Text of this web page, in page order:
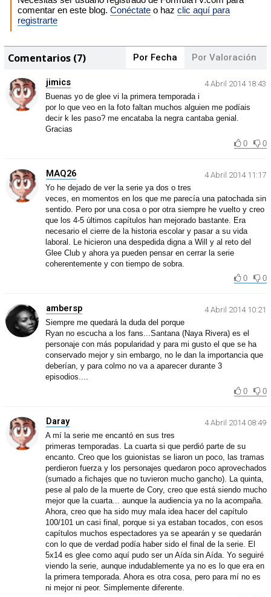
comentar en este blog. Conéctate o haz clic aquí para
registrarte
Comentarios (7) Por Fecha Por Valoración
jimics
4 Abril 2014 18:43
Buenas yo de glee vi la primera temporada i
por lo que veo en la foto faltan muchos alguien me podíais
decir k les paso? me encataba la negra cantaba genial.
Gracias
0
0
MAQ26
4 Abril 2014 11:17
Yo he dejado de ver la serie ya dos o tres
veces, en momentos en los que me parecía una patochada sin
sentido. Pero por una cosa o por otra siempre he vuelto y creo
que los 4-5 últimos capítulos han mejorado bastante. Era
necesario el cierre de la historia escolar y pasar a su vida
laboral. Le hicieron una despedida digna a Will y al reto del
Glee Club y ahora ya pueden pensar en cerrar la serie
coherentemente y con tiempo de sobra.
0
0
ambersp
4 Abril 2014 10:21
Siempre me quedará la duda del porque
Ryan no escucha a los fans...Santana (Naya Rivera) es el
personaje con más popularidad y para mi gusto el que se ha
conservado mejor y sin embargo, no le dan la importancia que
deberían, y para colmo no va a aparecer durante 3
episodios....
0
0
Daray
4 Abril 2014 08:49
A mí la serie me encantó en sus tres
primeras temporadas. La cuarta si que perdió parte de su
encanto. Creo que los guionistas se liaron un poco, las tramas
perdieron fuerza y los personajes quedaron poco aprovechados
(sumado a fichajes que no tuvieron mucho gancho). La quinta,
pese al palo de la muerte de Cory, creo que está siendo mucho
mejor que la cuarta... aunque la audiencia ya no la acompaña.
Ahora, creo que ha sido muy mala idea hacer del capítulo
100/101 un casi final, porque si ya estaban tocados, con esos
capítulos muchos espectadores ya se apearán y se quedarán
con lo que de verdad podía haber sido el final de la serie. El
5x14 es glee como aquí pudo ser un Aída sin Aída. Yo seguiré
viendo la serie, aunque indudablemente ya no es lo que era en
la primera temporada. Ahora es otra cosa, pero para mí no es
ni mejor ni peor. Simplemente diferente.